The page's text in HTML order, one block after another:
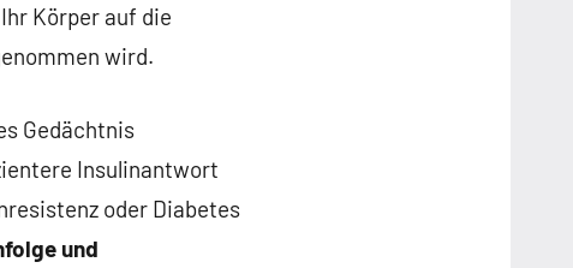
Körper auf die
wird.
Gedächtnis
Insulinantwort
oder Diabetes
und